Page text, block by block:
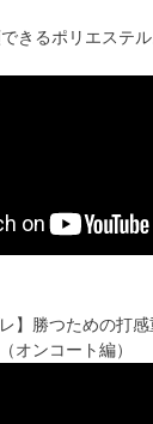
きるポリエステル
】勝つための打感
オンコート編）